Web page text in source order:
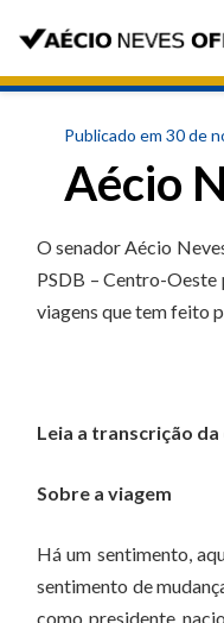
Publicado em 30 de
Aécio
O senador Aécio
PSDB – Centro-
viagens que tem feito
Leia a transcrição
Sobre a viagem
Há um sentimento,
sentimento de
como presidente